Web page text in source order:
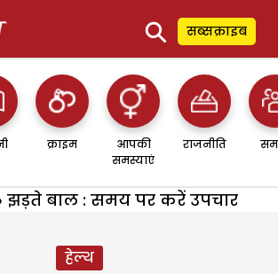
⚲ सब्सक्राइब
क्राइम
आपकी
समस्याएं
राजनीति
झड़ते बाल : समय पर करें उपचार
हेल्थ